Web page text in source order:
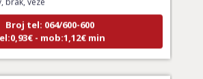
Broj tel: 064/600-600
tel:0,93€ - mob:1,12€ min